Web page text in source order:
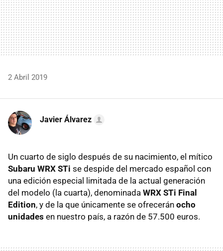
2 Abril 2019
Javier Álvarez
Un cuarto de siglo después de su nacimiento, el mítico
Subaru WRX STi se despide del mercado español con
una edición especial limitada de la actual generación
del modelo (la cuarta), denominada WRX STi Final
Edition, y de la que únicamente se ofrecerán ocho
unidades en nuestro país, a razón de 57.500 euros.